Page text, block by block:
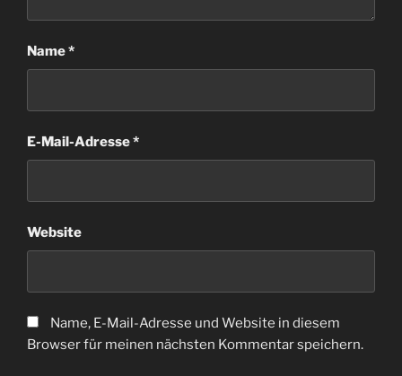
Name*
E-Mail-Adresse*
Website
Name, E-Mail-Adresse und Website in diesem
Browser für meinen nächsten Kommentar speichern.